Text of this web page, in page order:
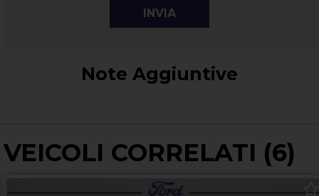
Note Aggiuntive
VEICOLI CORRELATI (6)